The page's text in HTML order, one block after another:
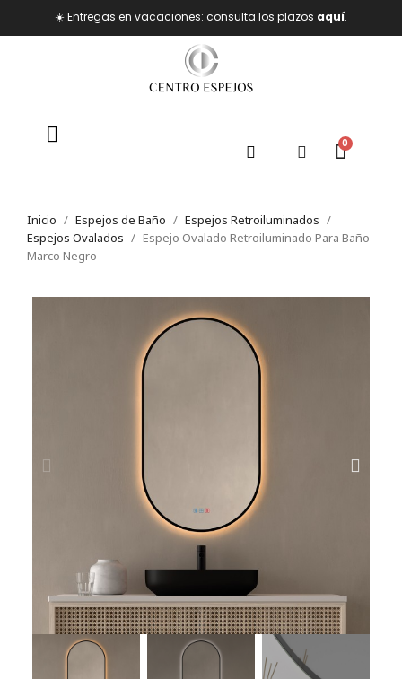
☀️ Entregas en vacaciones: consulta los plazos aquí.
Inicio Espejos de Baño
Espejos Retroiluminados
Espejos Ovalados
Espejo Ovalado Retroiluminado Para Baño
Marco Negro